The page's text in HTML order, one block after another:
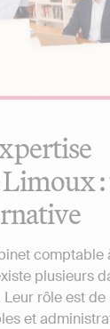
comptable
plusieurs
rôle est
et